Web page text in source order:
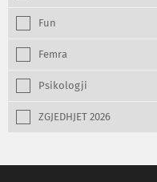
Fun
Femra
Psikologji
ZGJEDHJET 2026